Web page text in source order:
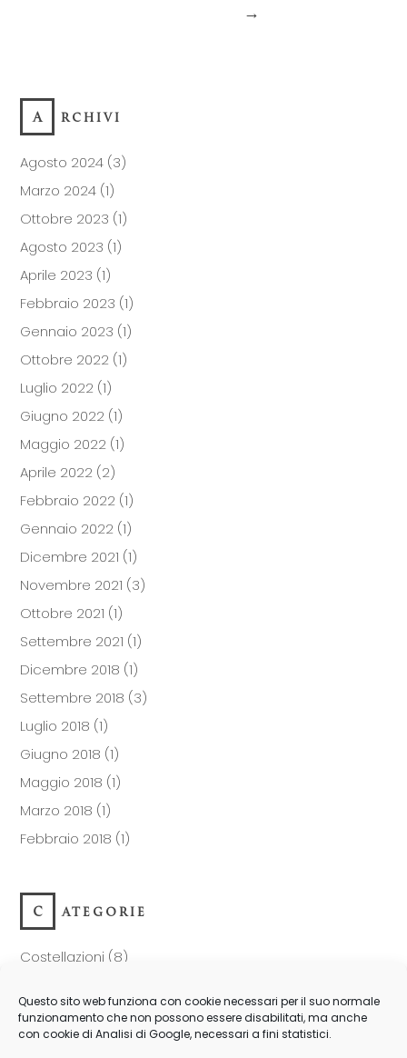
Questo sito web funziona con cookie necessari per il suo normale
funzionamento che non possono essere disabilitati, ma anche
con cookie di Analisi di Google, necessari a fini statistici.
→
ARCHIVI
Agosto 2024 (3)
Marzo 2024 (1)
Ottobre 2023 (1)
Agosto 2023 (1)
Aprile 2023 (1)
Febbraio 2023 (1)
Gennaio 2023 (1)
Ottobre 2022 (1)
Luglio 2022 (1)
Giugno 2022 (1)
Maggio 2022 (1)
Aprile 2022 (2)
Febbraio 2022 (1)
Gennaio 2022 (1)
Dicembre 2021 (1)
Novembre 2021 (3)
Ottobre 2021 (1)
Settembre 2021 (1)
Dicembre 2018 (1)
Settembre 2018 (3)
Luglio 2018 (1)
Giugno 2018 (1)
Maggio 2018 (1)
Marzo 2018 (1)
Febbraio 2018 (1)
CATEGORIE
Costellazioni (8)
Perdita(3)
Riflessioni(14)